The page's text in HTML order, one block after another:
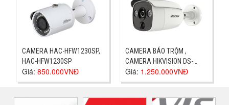
CAMERA HAC-HFW1230SP,
HAC-HFW1230SP
Giá:850.000VNĐ
CAMERA BÁO TRỘM ,
CAMERA HIKVISION DS-
2CE12D8T-PIRL
Giá: 1.250.000VNĐ